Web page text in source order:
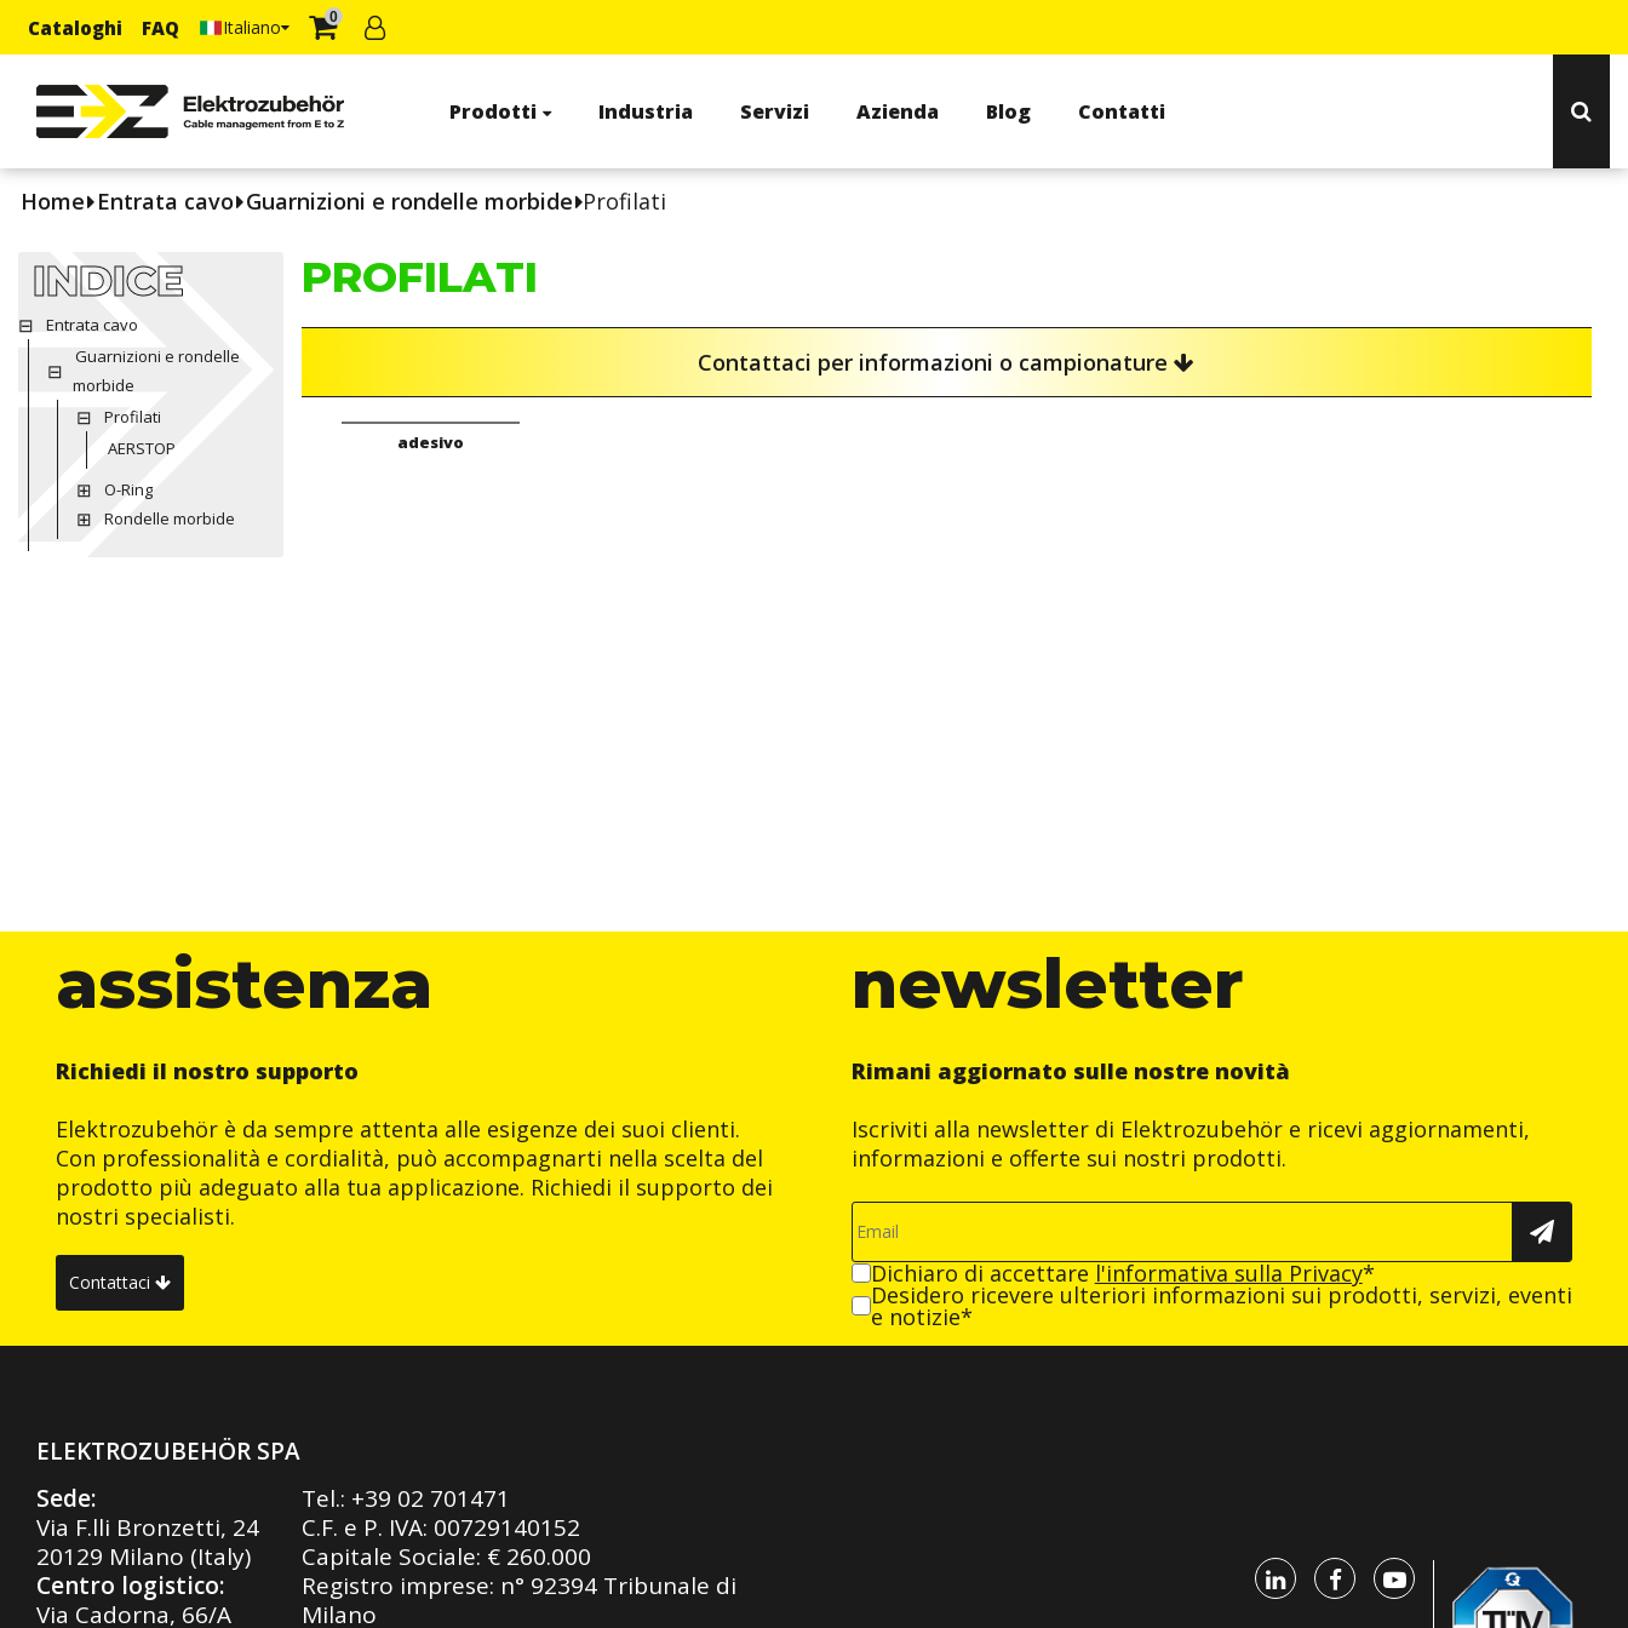
Cataloghi FAQ Italiano 0
Prodotti Industria Servizi Azienda Blog Contatti
Home Entrata cavo Guarnizioni e rondelle morbide Profilati
INDICE
Entrata cavo
Guarnizioni e rondelle
morbide
Profilati
AERSTOP
O-Ring
Rondelle morbide
PROFILATI
Contattaci per informazioni o campionature
adesivo
assistenza
Richiedi il nostro supporto
Elektrozubehör è da sempre attenta alle esigenze dei suoi clienti.
Con professionalità e cordialità, può accompagnarti nella scelta del
prodotto più adeguato alla tua applicazione. Richiedi il supporto dei
nostri specialisti.
Contattaci
newsletter
Rimani aggiornato sulle nostre novità
Iscriviti alla newsletter di Elektrozubehör e ricevi aggiornamenti,
informazioni e offerte sui nostri prodotti.
Dichiaro di accettare l'informativa sulla Privacy*
Desidero ricevere ulteriori informazioni sui prodotti, servizi, eventi
e notizie*
ELEKTROZUBEHÖR SPA
Sede:
Via F.lli Bronzetti, 24
20129 Milano (Italy)
Centro logistico:
Via Cadorna, 66/A
Tel.: +39 02 701471
C.F. e P. IVA: 00729140152
Capitale Sociale: € 260.000
Registro imprese: n° 92394 Tribunale di
Milano